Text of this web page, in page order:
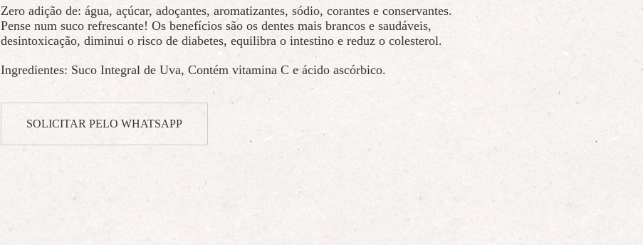
Zero adição de: água, açúcar, adoçantes, aromatizantes, sódio, corantes e conservantes.
Pense num suco refrescante! Os benefícios são os dentes mais brancos e saudáveis,
desintoxicação, diminui o risco de diabetes, equilibra o intestino e reduz o colesterol.
Ingredientes: Suco Integral de Uva, Contém vitamina C e ácido ascórbico.
SOLICITAR PELO WHATSAPP